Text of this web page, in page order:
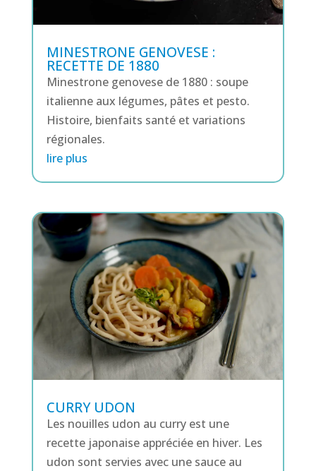
MINESTRONE GENOVESE :
RECETTE DE 1880
Minestrone genovese de 1880 : soupe
italienne aux légumes, pâtes et pesto.
Histoire, bienfaits santé et variations
régionales.
lire plus
CURRY UDON
Les nouilles udon au curry est une
recette japonaise appréciée en hiver. Les
udon sont servies avec une sauce au